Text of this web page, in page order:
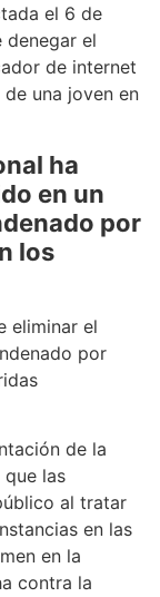
el 6 de
denegar el
de internet
una joven en
ha
en un
por
los
eliminar el
por
de la
las
al tratar
en las
en la
contra la